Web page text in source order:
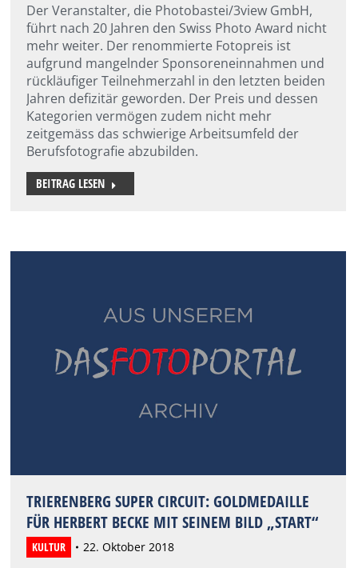
Der Veranstalter, die Photobastei/3view GmbH,
führt nach 20 Jahren den Swiss Photo Award nicht
mehr weiter. Der renommierte Fotopreis ist
aufgrund mangelnder Sponsoreneinnahmen und
rückläufiger Teilnehmerzahl in den letzten beiden
Jahren defizitär geworden. Der Preis und dessen
Kategorien vermögen zudem nicht mehr
zeitgemäss das schwierige Arbeitsumfeld der
Berufsfotografie abzubilden.
BEITRAG LESEN
TRIERENBERG SUPER CIRCUIT: GOLDMEDAILLE
FÜR HERBERT BECKE MIT SEINEM BILD „START“
KULTUR 22. Oktober 2018